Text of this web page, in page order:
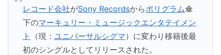
レコード会社がSony Recordsからポリグラム傘
下のマーキュリー・ミュージックエンタテイメン
ト
（現： ユニバーサルシグマ）に変わり移籍後最
初のシングルとしてリリースされた。